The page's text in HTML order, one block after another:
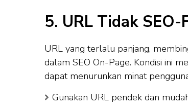
5. URL Tidak
URL yang terlalu panjang,
dalam SEO On-Page. Kondisi ini
dapat menurunkan minat
Gunakan URL pendek dan